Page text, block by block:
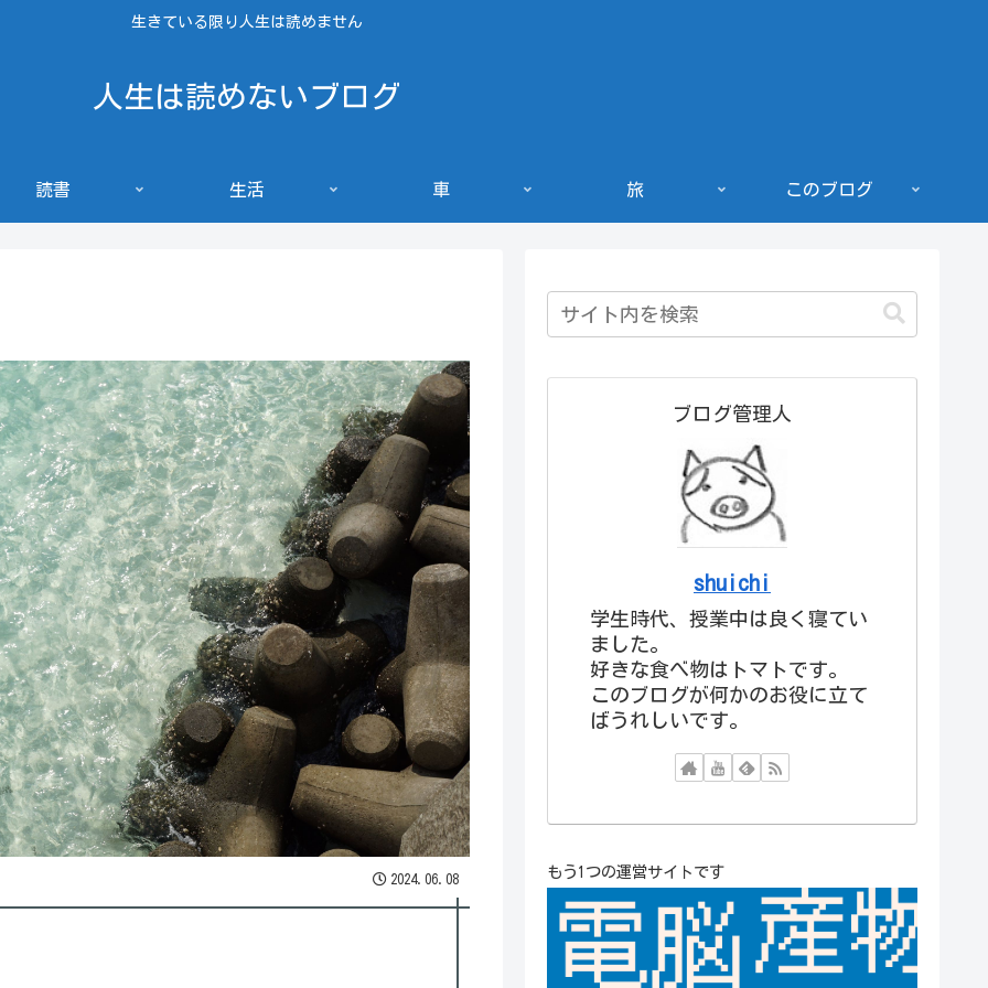
生きている限り人生は読めません
人生は読めないブログ
読書 生活 車 旅 このブログ
2024.06.08
ブログ管理人
shuichi
学生時代、授業中は良く寝てい
ました。
好きな食べ物はトマトです。
このブログが何かのお役に立て
ばうれしいです。
もう1つの運営サイトです